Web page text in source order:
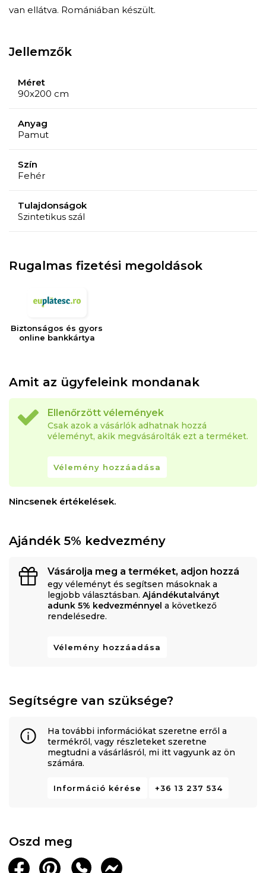
van ellátva. Romániában készült.
Jellemzők
Méret
90x200 cm
Anyag
Pamut
Szín
Fehér
Tulajdonságok
Szintetikus szál
Rugalmas fizetési megoldások
Biztonságos és gyors
online bankkártya
Amit az ügyfeleink mondanak
Ellenőrzött vélemények
Csak azok a vásárlók adhatnak hozzá
véleményt, akik megvásárolták ezt a terméket.
Vélemény hozzáadása
Nincsenek értékelések.
Ajándék 5% kedvezmény
Vásárolja meg a terméket, adjon hozzá
egy véleményt és segítsen másoknak a
legjobb választásban. Ajándékutalványt
adunk 5% kedvezménnyel a következő
rendelésedre.
Vélemény hozzáadása
Segítségre van szüksége?
Ha további információkat szeretne erről a
termékről, vagy részleteket szeretne
megtudni a vásárlásról, mi itt vagyunk az ön
számára.
Információ kérése +36 13 237 534
Oszd meg